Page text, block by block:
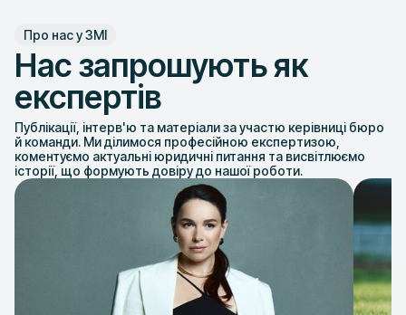
Про нас у ЗМІ
Нас запрошують як
експертів
Публікації, інтерв'ю та матеріали за участю керівниці бюро
й команди. Ми ділимося професійною експертизою,
коментуємо актуальні юридичні питання та висвітлюємо
історії, що формують довіру до нашої роботи.